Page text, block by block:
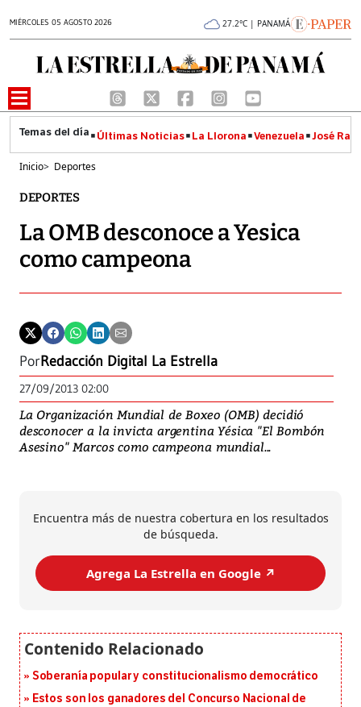
MIÉRCOLES 05 AGOSTO 2026 27.2°C | PANAMÁ
Últimas Noticias La Llorona Venezuela José
Inicio> Deportes
DEPORTES
La OMB desconoce a Yesica
como campeona
PorRedacción Digital La Estrella
27/09/2013 02:00
La Organización Mundial de Boxeo (OMB) decidió
desconocer a la invicta argentina Yésica "El Bombón
Asesino" Marcos como campeona mundial...
Encuentra más de nuestra cobertura en los resultados
de búsqueda.
Agrega La Estrella en Google ↗️
Soberanía popular y constitucionalismo democrático
Estos son los ganadores del Concurso Nacional de